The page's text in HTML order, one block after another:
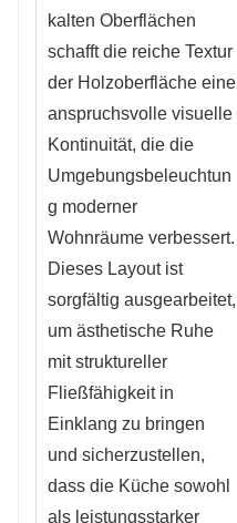
kalten Oberflächen
schafft die reiche Textur
der Holzoberfläche eine
anspruchsvolle visuelle
Kontinuität, die die
Umgebungsbeleuchtun
g moderner
Wohnräume verbessert.
Dieses Layout ist
sorgfältig ausgearbeitet,
um ästhetische Ruhe
mit struktureller
Fließfähigkeit in
Einklang zu bringen
und sicherzustellen,
dass die Küche sowohl
als leistungsstarker